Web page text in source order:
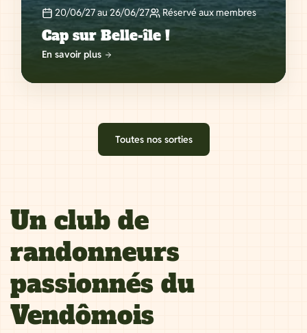
20/06/27 au 26/06/27 Réservé aux membres
Cap sur Belle-île !
En savoir plus
Toutes nos sorties
Un club de
randonneurs
passionnés du
Vendômois